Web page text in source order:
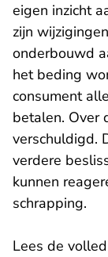
eigen inzicht
zijn
onderbouwd
het beding
consument
betalen. Over
verschuldigd.
verdere
kunnen
schrapping.
Lees de